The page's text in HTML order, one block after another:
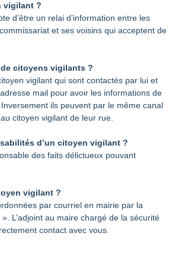
vigilant ?
d’être un relai d’information entre les
et ses voisins qui acceptent de
de citoyens vigilants ?
vigilant qui sont contactés par lui et
mail pour avoir les informations de
ils peuvent par le même canal
citoyen vigilant de leur rue.
d’un citoyen vigilant ?
des faits délictueux pouvant
vigilant ?
par courriel en mairie par la
». L’adjoint au maire chargé de la sécurité
contact avec vous.